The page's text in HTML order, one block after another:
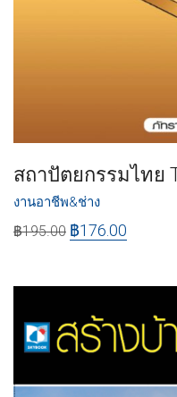
สถาปัตยกรรมไทย
งานอาชีพ&ช่าง
฿195.00 ฿176.00